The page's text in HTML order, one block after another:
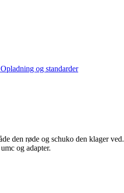
og standarder
den røde og schuko den klager ved.
og adapter.